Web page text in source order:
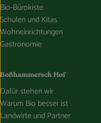
Bio-Bürokiste
Schulen und Kitas
Wohneinrichtungen
Gastronomie
Boßhammersch Hof
Dafür stehen wir
Warum Bio besser ist
Landwirte und Partner